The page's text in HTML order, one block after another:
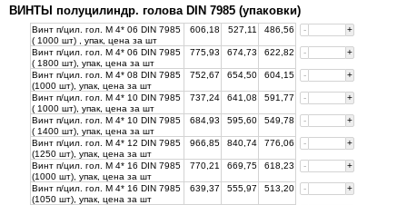
ВИНТЫ полуцилиндр. голова DIN 7985 (упаковки)
Винт п/цил. гол. М 4* 06 DIN 7985
( 1000 шт) , упак, цена за шт
606,18 527,11 486,56 - +
Винт п/цил. гол. М 4* 06 DIN 7985
( 1800 шт), упак, цена за шт
775,93 674,73 622,82 - +
Винт п/цил. гол. М 4* 08 DIN 7985
(1000 шт), упак, цена за шт
752,67 654,50 604,15 - +
Винт п/цил. гол. М 4* 10 DIN 7985
( 1000 шт), упак, цена за шт
737,24 641,08 591,77 - +
Винт п/цил. гол. М 4* 10 DIN 7985
( 1400 шт), упак, цена за шт
684,93 595,60 549,78 - +
Винт п/цил. гол. М 4* 12 DIN 7985
(1250 шт), упак, цена за шт
966,85 840,74 776,06 - +
Винт п/цил. гол. М 4* 16 DIN 7985
(1000 шт), упак, цена за шт
770,21 669,75 618,23 - +
Винт п/цил. гол. М 4* 16 DIN 7985
(1050 шт), упак, цена за шт
639,37 555,97 513,20 - +